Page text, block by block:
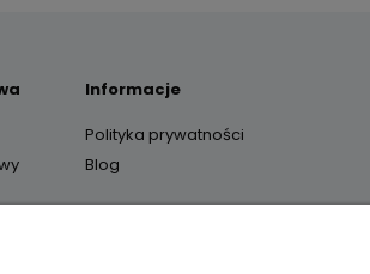
Informacje
Polityka prywatności
Blog